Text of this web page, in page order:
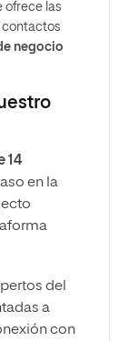
ofrece las
contactos
negocio
14
en la
del
a
con